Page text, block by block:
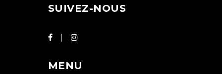
SUIVEZ-NOUS
MENU